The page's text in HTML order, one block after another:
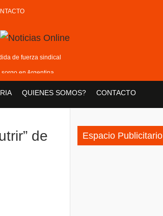
de fuerza sindical
en Argentina
QUIENES SOMOS? CONTACTO
de
Espacio Publicitario